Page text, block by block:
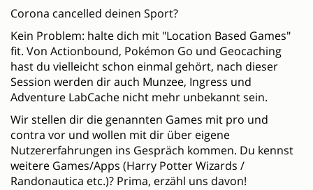
Corona cancelled deinen Sport?
Kein Problem: halte dich mit "Location Based Games"
fit. Von Actionbound, Pokémon Go und Geocaching
hast du vielleicht schon einmal gehört, nach dieser
Session werden dir auch Munzee, Ingress und
Adventure LabCache nicht mehr unbekannt sein.
Wir stellen dir die genannten Games mit pro und
contra vor und wollen mit dir über eigene
Nutzererfahrungen ins Gespräch kommen. Du kennst
weitere Games/Apps (Harry Potter Wizards /
Randonautica etc.)? Prima, erzähl uns davon!